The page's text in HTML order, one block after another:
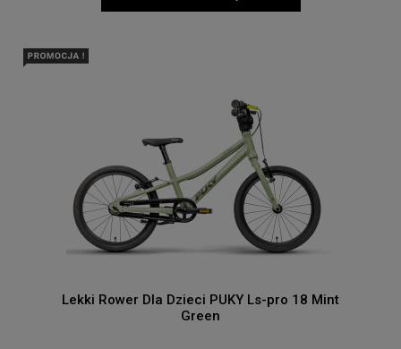
Lekki Rower Dla Dzieci PUKY Ls-pro 18 Mint
Green